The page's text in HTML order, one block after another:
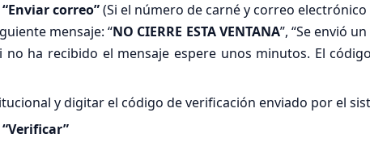
“Enviar correo”(Si el número de carné y correo
mensaje: “NO CIERRE ESTA VENTANA”, “Se envió
no ha recibido el mensaje espere unos minutos. El
y digitar el código de verificación enviado por el
“Verificar”